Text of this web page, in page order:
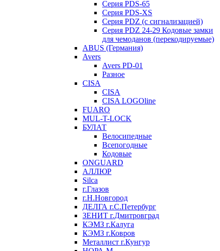
Серия PDS-65
Серия PDS-XS
Серия PDZ (с сигнализацией)
Серия PDZ 24-29 Кодовые замки
для чемоданов (перекодируемые)
ABUS (Германия)
Avers
Avers PD-01
Разное
CISA
CISA
CISA LOGOline
FUARO
MUL-T-LOCK
БУЛАТ
Велосипедные
Всепогодные
Кодовые
ONGUARD
АЛЛЮР
Silca
г.Глазов
г.Н.Новгород
ДЕЛГА г.С.Петербург
ЗЕНИТ г.Дмитровград
КЭМЗ г.Калуга
КЭМЗ г.Ковров
Металлист г.Кунгур